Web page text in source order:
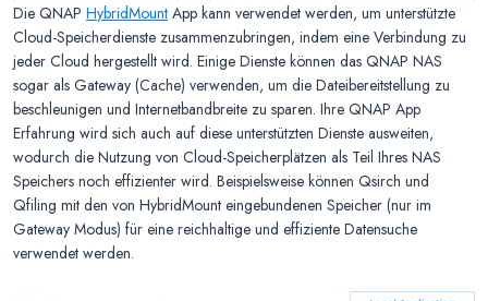
Die QNAP HybridMount App kann verwendet werden, um unterstützte
Cloud-Speicherdienste zusammenzubringen, indem eine Verbindung zu
jeder Cloud hergestellt wird. Einige Dienste können das QNAP NAS
sogar als Gateway (Cache) verwenden, um die Dateibereitstellung zu
beschleunigen und Internetbandbreite zu sparen. Ihre QNAP App
Erfahrung wird sich auch auf diese unterstützten Dienste ausweiten,
wodurch die Nutzung von Cloud-Speicherplätzen als Teil Ihres NAS
Speichers noch effizienter wird. Beispielsweise können Qsirch und
Qfiling mit den von HybridMount eingebundenen Speicher (nur im
Gateway Modus) für eine reichhaltige und effiziente Datensuche
verwendet werden.